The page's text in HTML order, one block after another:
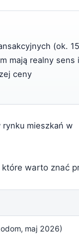
(ok. 15
mają realny sens i
ceny
mieszkań w
warto znać
maj 2026)